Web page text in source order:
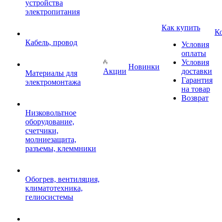
устройства
электропитания
Кабель, провод
Материалы для
электромонтажа
Низковольтное
оборудование,
счетчики,
молниезащита,
разъемы, клеммники
Обогрев, вентиляция,
климатотехника,
гелиосистемы
Акции
Новинки
Как купить
Условия
оплаты
Условия
доставки
Гарантия
на товар
Возврат